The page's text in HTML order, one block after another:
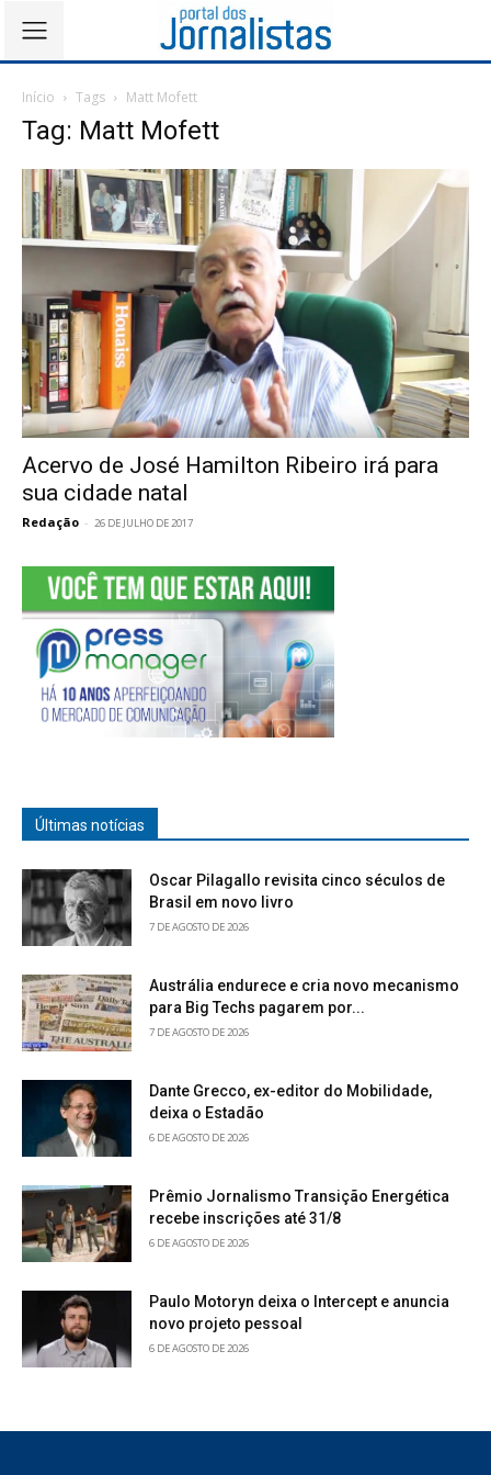
Início Tags Matt Mofett
Tag: Matt Mofett
Acervo de José Hamilton Ribeiro irá para
sua cidade natal
Redação - 26 DE JULHO DE 2017
Últimas notícias
Oscar Pilagallo revisita cinco séculos de
Brasil em novo livro
7 DE AGOSTO DE 2026
Austrália endurece e cria novo mecanismo
para Big Techs pagarem por...
7 DE AGOSTO DE 2026
Dante Grecco, ex-editor do Mobilidade,
deixa o Estadão
6 DE AGOSTO DE 2026
Prêmio Jornalismo Transição Energética
recebe inscrições até 31/8
6 DE AGOSTO DE 2026
Paulo Motoryn deixa o Intercept e anuncia
novo projeto pessoal
6 DE AGOSTO DE 2026